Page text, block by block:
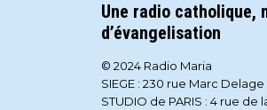
Une radio catholique,
d’évangelisation
© 2024 Radio Maria
SIEGE : 230 rue Marc Delage
STUDIO de PARIS : 4 rue